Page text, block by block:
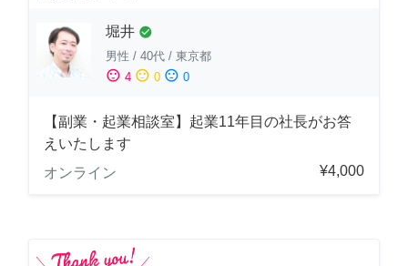
堀井 check_circle
男性 / 40代 / 東京都
sentiment_satisfied 4 sentiment_neutral 0 sentiment_dissatisfied 0
【副業・起業相談室】起業11年目の社長がお答
えいたします
オンライン
¥4,000